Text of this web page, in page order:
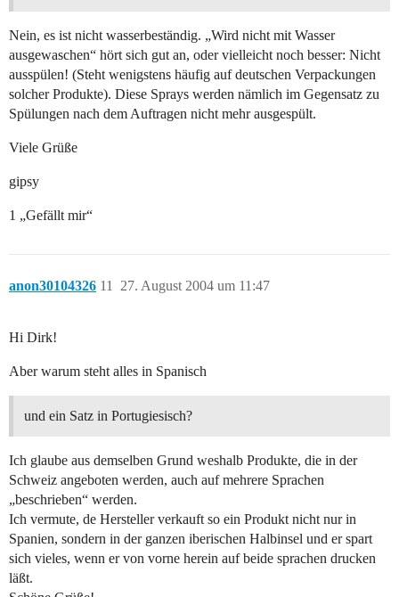
Nein, es ist nicht wasserbeständig. „Wird nicht mit Wasser
ausgewaschen“ hört sich gut an, oder vielleicht noch besser: Nicht
ausspülen! (Steht wenigstens häufig auf deutschen Verpackungen
solcher Produkte). Diese Sprays werden nämlich im Gegensatz zu
Spülungen nach dem Auftragen nicht mehr ausgespült.
Viele Grüße
gipsy
1 „Gefällt mir“
anon30104326 27. August 2004 um 11:47
11
Hi Dirk!
Aber warum steht alles in Spanisch
und ein Satz in Portugiesisch?
Ich glaube aus demselben Grund weshalb Produkte, die in der
Schweiz angeboten werden, auch auf mehrere Sprachen
„beschrieben“ werden.
Ich vermute, de Hersteller verkauft so ein Produkt nicht nur in
Spanien, sondern in der ganzen iberischen Halbinsel und er spart
sich vieles, wenn er von vorne herein auf beide sprachen drucken
läßt.